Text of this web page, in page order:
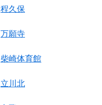
程久保
万願寺
柴崎体育館
立川北